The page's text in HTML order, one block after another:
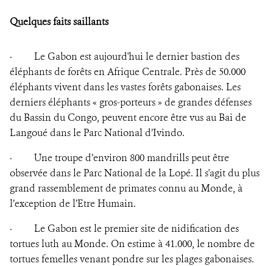
Quelques faits saillants
· Le Gabon est aujourd'hui le dernier bastion des
éléphants de forêts en Afrique Centrale. Près de 50.000
éléphants vivent dans les vastes forêts gabonaises. Les
derniers éléphants « gros-porteurs » de grandes défenses
du Bassin du Congo, peuvent encore être vus au Bai de
Langoué dans le Parc National d’Ivindo.
· Une troupe d’environ 800 mandrills peut être
observée dans le Parc National de la Lopé. Il s'agit du plus
grand rassemblement de primates connu au Monde, à
l’exception de l’Etre Humain.
· Le Gabon est le premier site de nidification des
tortues luth au Monde. On estime à 41.000, le nombre de
tortues femelles venant pondre sur les plages gabonaises.